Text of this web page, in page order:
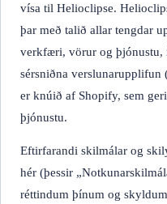
vísa til Helioclipse.
þar með talið allar tengdar
verkfæri, vörur og þjónustu,
sérsniðna
er knúið af Shopify, sem
þjónustu.
Eftirfarandi skilmálar og
hér (þessir
réttindum þínum og